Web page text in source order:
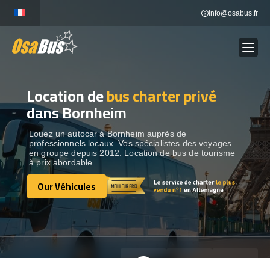
content
info@osabus.fr
LOCATION DE BUS Show dropdown
DESTINATIONS
OUR VÉHICULES
CONTACTEZ-NOUS
CONTACTEZ-NOUS
Location debus charter privé
dans Bornheim
Louez un autocar à Bornheim auprès de
professionnels locaux. Vos spécialistes des voyages
en groupe depuis 2012. Location de bus de tourisme
à prix abordable.
Our Véhicules
Our Véhicules